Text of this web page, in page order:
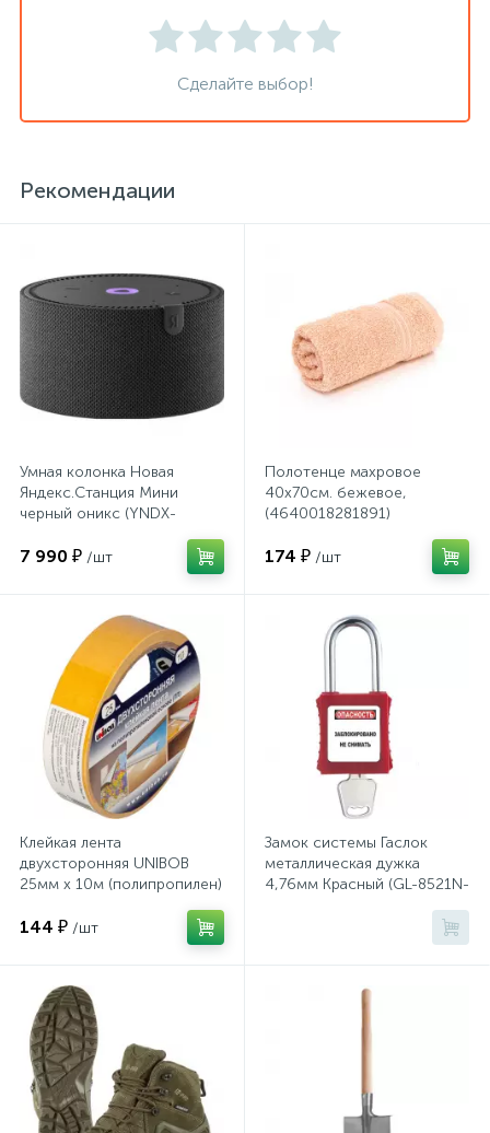
Сделайте выбор!
Рекомендации
Умная колонка Новая
Яндекс.Станция Мини
черный оникс (YNDX-
7 990 ₽ /шт
Полотенце махровое
40х70см. бежевое,
(4640018281891)
174 ₽ /шт
Клейкая лента
двухсторонняя UNIBOB
25мм х 10м (полипропилен)
144 ₽ /шт
Замок системы Гаслок
металлическая дужка
4,76мм Красный (GL-8521N-
Сейфы огнестойкие
Сейфы оружейные
Столы
Столы обеденные
Стулья и табуреты
Тумбы
Урны
Флаги
Фурнитура и комплектующие
Фурнитура к дверям
Цветочницы
Шкафы